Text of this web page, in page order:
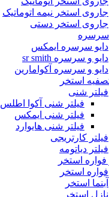
جاروی استخر نیمه اتوماتیک
جاروی استخر دستی
سرسره
دایو سرسره ایمکس
دایو و سرسره sr smith
دایو و سرسره آکوامارین
استخر
فیلتر شنی
فیلتر شنی آکوا اطلس
فیلتر شنی ایمکس
فیلتر شنی هایوارد
فیلتر کارتریجی
فیلتر دیاتومه
فواره استخر
فواره استخر
آبنما استخر
نازل استخر